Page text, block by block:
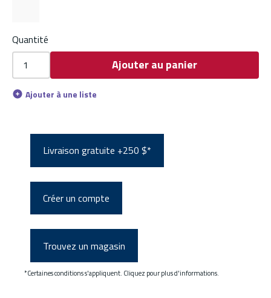
Quantité
Ajouter au panier
Ajouter à une liste
Livraison gratuite +250 $*
Créer un compte
Trouvez un magasin
*Certaines conditions s'appliquent. Cliquez pour plus d'informations.